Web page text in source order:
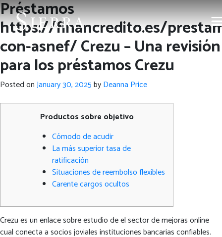
Préstamos
https://financredito.es/
con-asnef/ Crezu – Una revisión
para los préstamos Crezu
Posted onJanuary 30, 2025byDeanna Price
Productos sobre objetivo
Cómodo de acudir
La más superior tasa de
ratificación
Situaciones de reembolso flexibles
Carente cargos ocultos
Crezu es un enlace sobre estudio de el sector de mejoras online
cual conecta a socios joviales instituciones bancarias confiables.